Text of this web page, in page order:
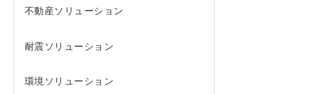
不動産ソリューション
耐震ソリューション
環境ソリューション